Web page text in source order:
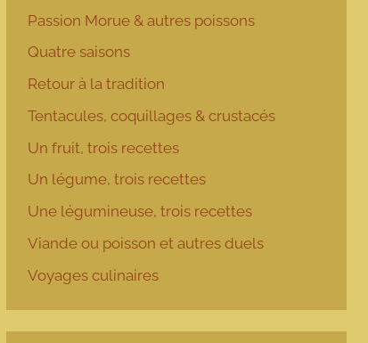
Passion Morue & autres poissons
Quatre saisons
Retour à la tradition
Tentacules, coquillages & crustacés
Un fruit, trois recettes
Un légume, trois recettes
Une légumineuse, trois recettes
Viande ou poisson et autres duels
Voyages culinaires